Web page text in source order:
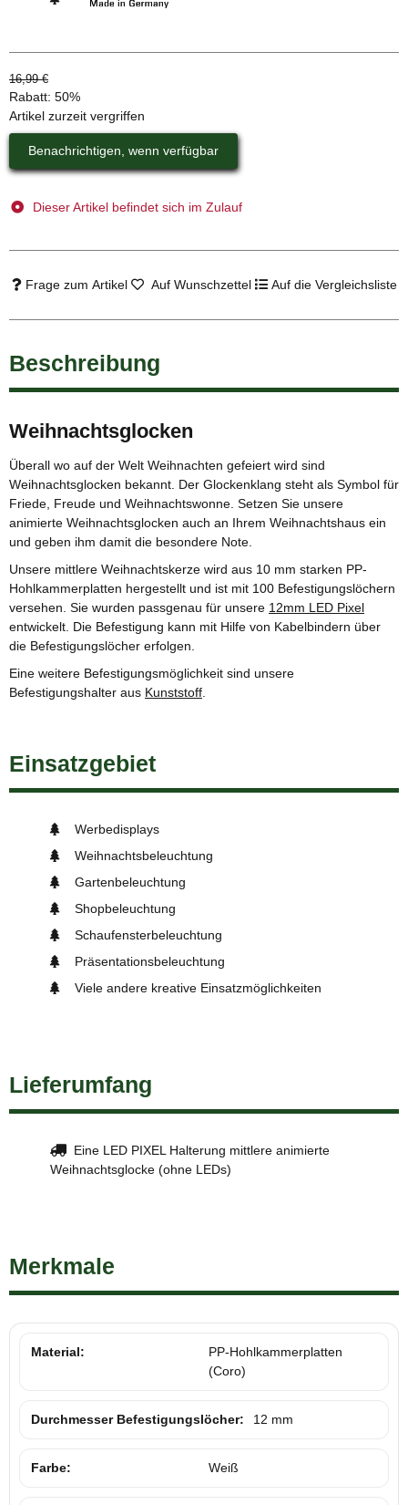
16,99 €
Rabatt: 50%
Artikel zurzeit vergriffen
Benachrichtigen, wenn verfügbar
Dieser Artikel befindet sich im Zulauf
Frage zum Artikel Auf Wunschzettel Auf die Vergleichsliste
Beschreibung
Weihnachtsglocken
Überall wo auf der Welt Weihnachten gefeiert wird sind
Weihnachtsglocken bekannt. Der Glockenklang steht als Symbol für
Friede, Freude und Weihnachtswonne. Setzen Sie unsere
animierte Weihnachtsglocken auch an Ihrem Weihnachtshaus ein
und geben ihm damit die besondere Note.
Unsere mittlere Weihnachtskerze wird aus 10 mm starken PP-
Hohlkammerplatten hergestellt und ist mit 100 Befestigungslöchern
versehen. Sie wurden passgenau für unsere 12mm LED Pixel
entwickelt. Die Befestigung kann mit Hilfe von Kabelbindern über
die Befestigungslöcher erfolgen.
Eine weitere Befestigungsmöglichkeit sind unsere
Befestigungshalter aus Kunststoff
Einsatzgebiet
Werbedisplays
Weihnachtsbeleuchtung
Gartenbeleuchtung
Shopbeleuchtung
Schaufensterbeleuchtung
Präsentationsbeleuchtung
Viele andere kreative Einsatzmöglichkeiten
Lieferumfang
Eine LED PIXEL Halterung mittlere animierte
Weihnachtsglocke (ohne LEDs)
Merkmale
Material:
PP-Hohlkammerplatten
(Coro)
Durchmesser Befestigungslöcher: 12 mm
Farbe: Weiß